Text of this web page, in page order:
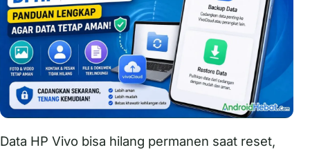
Data HP Vivo bisa hilang permanen saat reset,